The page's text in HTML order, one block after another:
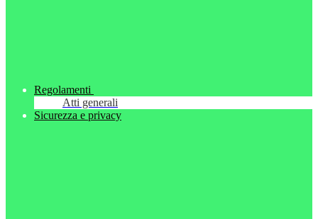
Regolamenti
Atti generali
Sicurezza e privacy